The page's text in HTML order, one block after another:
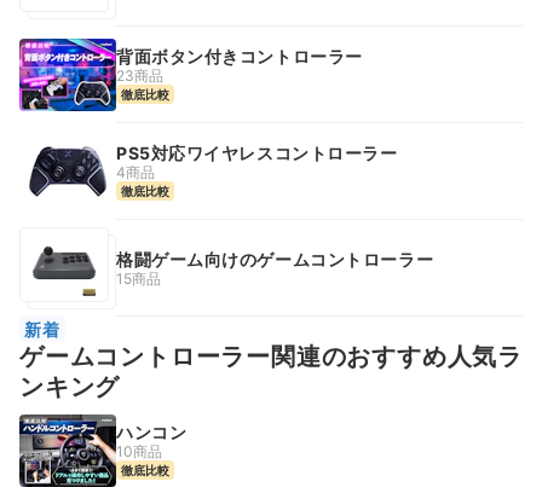
背面ボタン付きコントローラー
23商品
徹底比較
PS5対応ワイヤレスコントローラー
4商品
徹底比較
格闘ゲーム向けのゲームコントローラー
15商品
新着
ゲームコントローラー関連のおすすめ人気ラ
ンキング
ハンコン
10商品
徹底比較